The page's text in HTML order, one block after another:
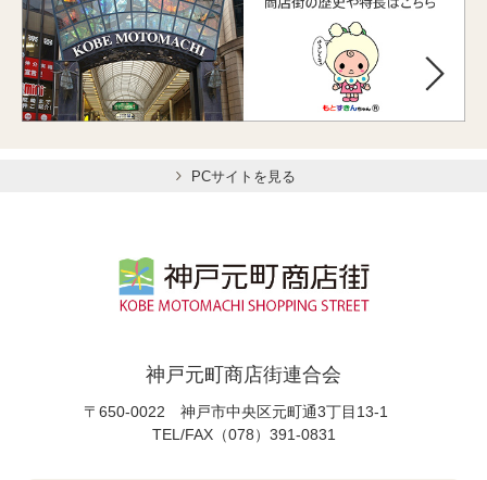
PCサイトを見る
神戸元町商店街連合会
〒650-0022 神戸市中央区元町通3丁目13-1
TEL/FAX（078）391-0831